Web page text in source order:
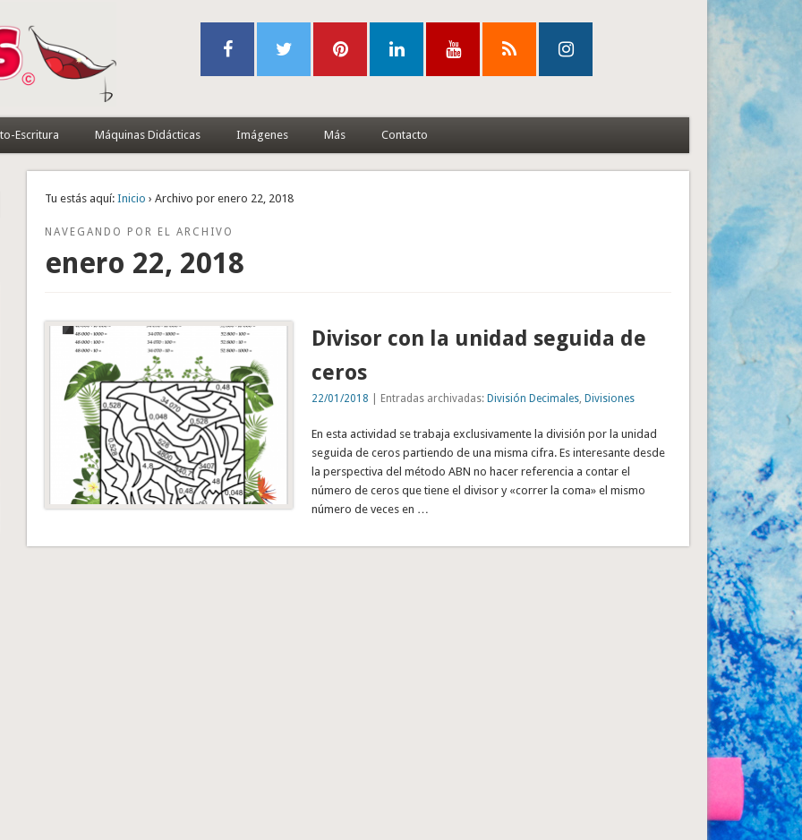
Escritura Máquinas Didácticas Imágenes Más Contacto
Tu estás aquí: Inicio › Archivo por enero 22, 2018
NAVEGANDO POR EL ARCHIVO
enero 22, 2018
Divisor con la unidad seguida de
ceros
22/01/2018 | Entradas archivadas: División Decimales, Divisiones
En esta actividad se trabaja exclusivamente la división por la unidad
seguida de ceros partiendo de una misma cifra. Es interesante desde
la perspectiva del método ABN no hacer referencia a contar el
número de ceros que tiene el divisor y «correr la coma» el mismo
número de veces en …